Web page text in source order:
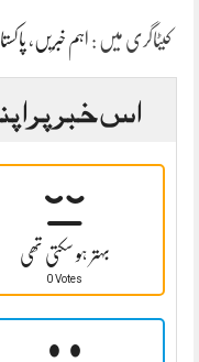
کیٹاگری میں : اہم خبریں ،
اس خبر پر
بہتر ہو سکتی تھی
0 Votes